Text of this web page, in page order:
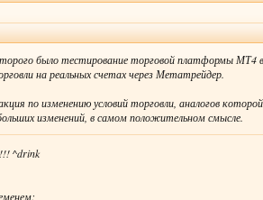
было тестирование торговой платформы МТ4
на реальных счетах через Метатрейдер.
по изменению условий торговли, аналогов
изменений, в самом положительном смысле.
^drink